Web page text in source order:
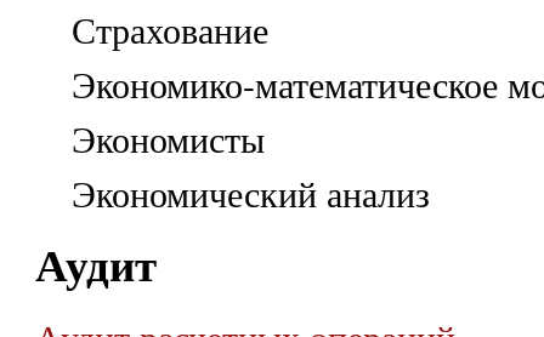
Страхование
Экономико-математическое
Экономисты
Экономический анализ
Аудит